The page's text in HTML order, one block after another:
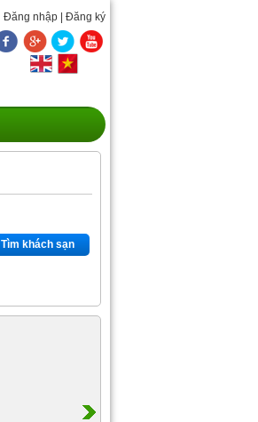
Đăng nhập Đăng ký
Tìm khách sạn